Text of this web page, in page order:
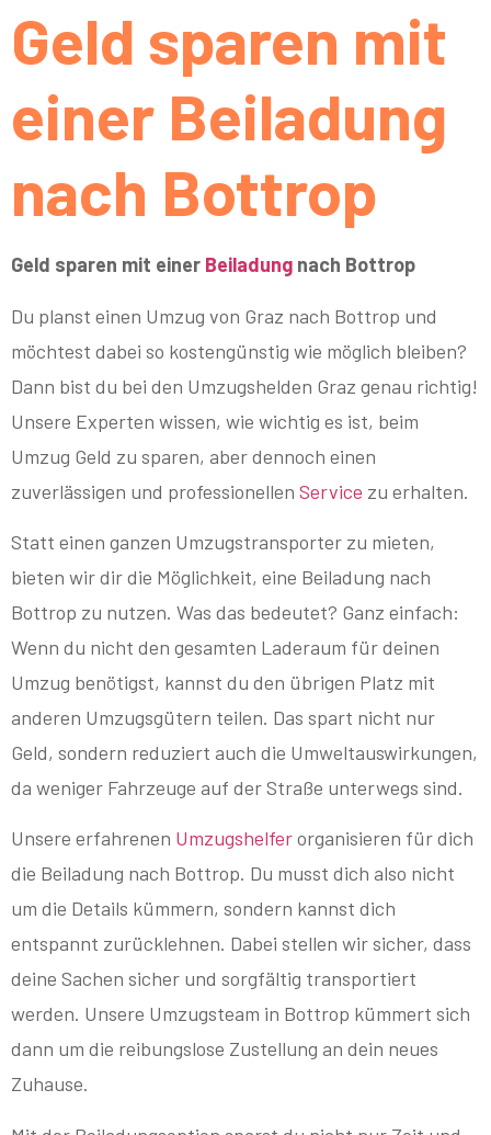
Geld sparen mit
einer Beiladung
nach Bottrop
Geld sparen mit einer Beiladung nach Bottrop
Du planst einen Umzug von Graz nach Bottrop und
möchtest dabei so kostengünstig wie möglich bleiben?
Dann bist du bei den Umzugshelden Graz genau richtig!
Unsere Experten wissen, wie wichtig es ist, beim
Umzug Geld zu sparen, aber dennoch einen
zuverlässigen und professionellen Service zu erhalten.
Statt einen ganzen Umzugstransporter zu mieten,
bieten wir dir die Möglichkeit, eine Beiladung nach
Bottrop zu nutzen. Was das bedeutet? Ganz einfach:
Wenn du nicht den gesamten Laderaum für deinen
Umzug benötigst, kannst du den übrigen Platz mit
anderen Umzugsgütern teilen. Das spart nicht nur
Geld, sondern reduziert auch die Umweltauswirkungen,
da weniger Fahrzeuge auf der Straße unterwegs sind.
Unsere erfahrenen Umzugshelferorganisieren für dich
die Beiladung nach Bottrop. Du musst dich also nicht
um die Details kümmern, sondern kannst dich
entspannt zurücklehnen. Dabei stellen wir sicher, dass
deine Sachen sicher und sorgfältig transportiert
werden. Unsere Umzugsteam in Bottrop kümmert sich
dann um die reibungslose Zustellung an dein neues
Zuhause.